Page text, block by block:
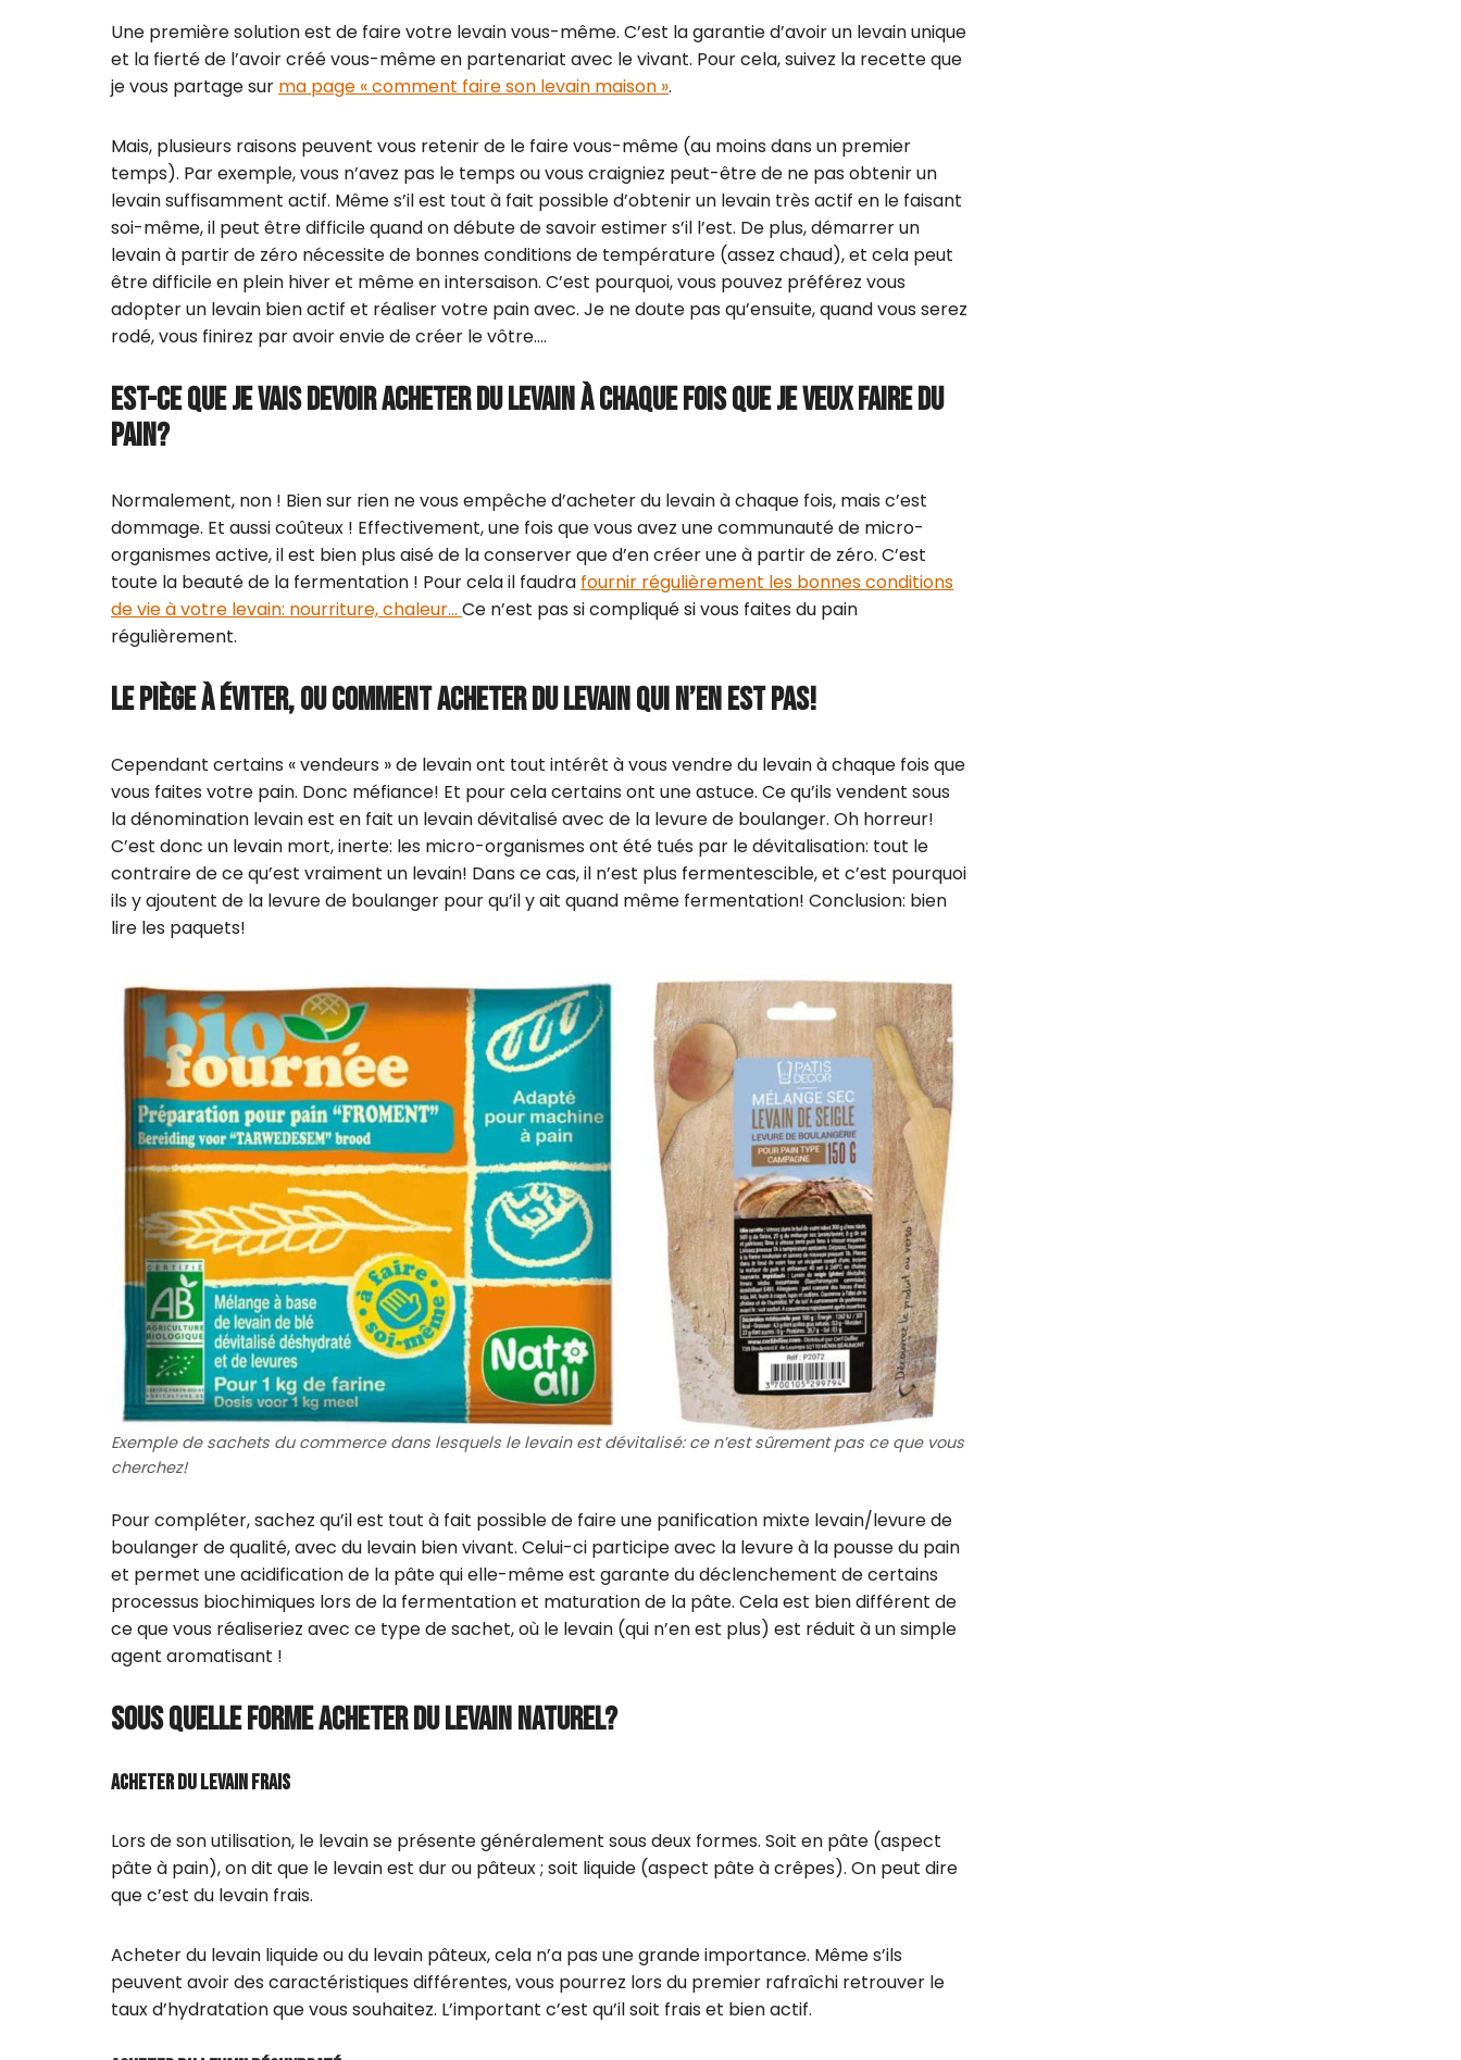
Une première solution est de faire votre levain vous-même. C’est la garantie d’avoir un levain unique
et la fierté de l’avoir créé vous-même en partenariat avec le vivant. Pour cela, suivez la recette que
je vous partage sur ma page « comment faire son levain maison ».
Mais, plusieurs raisons peuvent vous retenir de le faire vous-même (au moins dans un premier
temps). Par exemple, vous n’avez pas le temps ou vous craigniez peut-être de ne pas obtenir un
levain suffisamment actif. Même s’il est tout à fait possible d’obtenir un levain très actif en le faisant
soi-même, il peut être difficile quand on débute de savoir estimer s’il l’est. De plus, démarrer un
levain à partir de zéro nécessite de bonnes conditions de température (assez chaud), et cela peut
être difficile en plein hiver et même en intersaison. C’est pourquoi, vous pouvez préférez vous
adopter un levain bien actif et réaliser votre pain avec. Je ne doute pas qu’ensuite, quand vous serez
rodé, vous finirez par avoir envie de créer le vôtre….
EST-CE QUE JE VAIS DEVOIR ACHETER DU LEVAIN À CHAQUE FOIS QUE JE VEUX FAIRE DU
PAIN?
Normalement, non ! Bien sur rien ne vous empêche d’acheter du levain à chaque fois, mais c’est
dommage. Et aussi coûteux ! Effectivement, une fois que vous avez une communauté de micro-
organismes active, il est bien plus aisé de la conserver que d’en créer une à partir de zéro. C’est
toute la beauté de la fermentation ! Pour cela il faudra fournir régulièrement les bonnes conditions
de vie à votre levain: nourriture, chaleur… Ce n’est pas si compliqué si vous faites du pain
régulièrement.
LE PIÈGE À ÉVITER, OU COMMENT ACHETER DU LEVAIN QUI N’EN EST PAS!
Cependant certains « vendeurs » de levain ont tout intérêt à vous vendre du levain à chaque fois que
vous faites votre pain. Donc méfiance! Et pour cela certains ont une astuce. Ce qu’ils vendent sous
la dénomination levain est en fait un levain dévitalisé avec de la levure de boulanger. Oh horreur!
C’est donc un levain mort, inerte: les micro-organismes ont été tués par le dévitalisation: tout le
contraire de ce qu’est vraiment un levain! Dans ce cas, il n’est plus fermentescible, et c’est pourquoi
ils y ajoutent de la levure de boulanger pour qu’il y ait quand même fermentation! Conclusion: bien
lire les paquets!
Exemple de sachets du commerce dans lesquels le levain est dévitalisé: ce n’est sûrement pas ce que vous
cherchez!
Pour compléter, sachez qu’il est tout à fait possible de faire une panification mixte levain/levure de
boulanger de qualité, avec du levain bien vivant. Celui-ci participe avec la levure à la pousse du pain
et permet une acidification de la pâte qui elle-même est garante du déclenchement de certains
processus biochimiques lors de la fermentation et maturation de la pâte. Cela est bien différent de
ce que vous réaliseriez avec ce type de sachet, où le levain (qui n’en est plus) est réduit à un simple
agent aromatisant !
SOUS QUELLE FORME ACHETER DU LEVAIN NATUREL?
Acheter du levain frais
Lors de son utilisation, le levain se présente généralement sous deux formes. Soit en pâte (aspect
pâte à pain), on dit que le levain est dur ou pâteux ; soit liquide (aspect pâte à crêpes). On peut dire
que c’est du levain frais.
Acheter du levain liquide ou du levain pâteux, cela n’a pas une grande importance. Même s’ils
peuvent avoir des caractéristiques différentes, vous pourrez lors du premier rafraîchi retrouver le
taux d’hydratation que vous souhaitez. L’important c’est qu’il soit frais et bien actif.